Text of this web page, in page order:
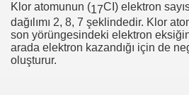
Klor atomunun (17CI) elektron
dağılımı 2, 8, 7 şeklindedir. Klor
son yörüngesindeki elektron
arada elektron kazandığı için de
oluşturur.